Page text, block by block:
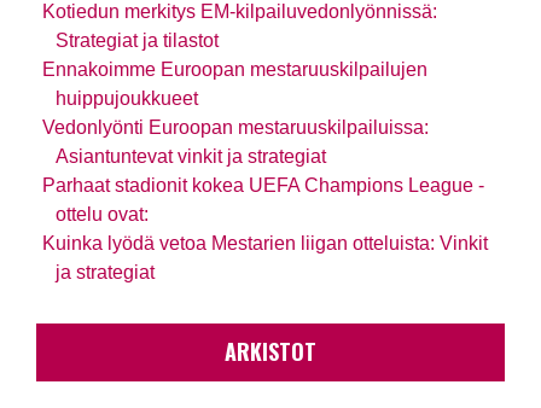
Kotiedun merkitys EM-kilpailuvedonlyönnissä:
Strategiat ja tilastot
Ennakoimme Euroopan mestaruuskilpailujen
huippujoukkueet
Vedonlyönti Euroopan mestaruuskilpailuissa:
Asiantuntevat vinkit ja strategiat
Parhaat stadionit kokea UEFA Champions League -
ottelu ovat:
Kuinka lyödä vetoa Mestarien liigan otteluista: Vinkit
ja strategiat
ARKISTOT